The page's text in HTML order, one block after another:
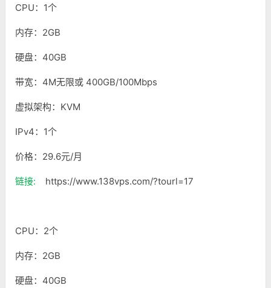
CPU：1个
内存：2GB
硬盘：40GB
带宽：4M无限或 400GB/100Mbps
虚拟架构：KVM
IPv4：1个
价格：29.6元/月
链接: https://www.138vps.com/?tourl=17
CPU：2个
内存：2GB
硬盘：40GB